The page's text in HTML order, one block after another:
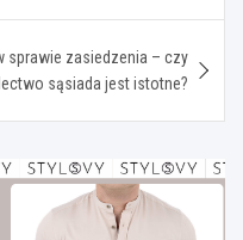
sprawie zasiedzenia – czy
sąsiada jest istotne?